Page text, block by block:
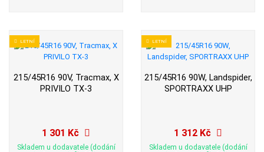
LETNÍ
215/45R16 90V, Tracmax, X
PRIVILO TX-3
1 301 Kč
Skladem u dodavatele (dodání
LETNÍ
215/45R16 90W, Landspider,
SPORTRAXX UHP
1 312 Kč
Skladem u dodavatele (dodání